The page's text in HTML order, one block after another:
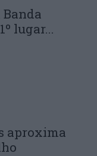
Banda
lugar...
aproxima